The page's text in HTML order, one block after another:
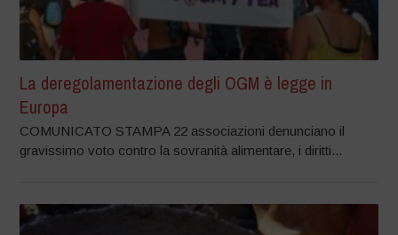
La deregolamentazione degli OGM è legge in
Europa
COMUNICATO STAMPA 22 associazioni denunciano il
gravissimo voto contro la sovranità alimentare, i diritti...